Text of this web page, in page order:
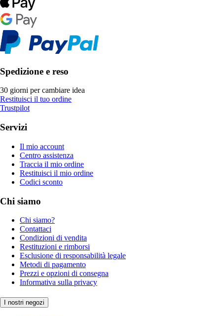
Spedizione e reso
30 giorni per cambiare idea
Restituisci il tuo ordine
Trustpilot
Servizi
Il mio account
Centro assistenza
Traccia il mio ordine
Restituisci il mio ordine
Codici sconto
Chi siamo
Chi siamo?
Contattaci
Condizioni di vendita
Restituzioni e rimborsi
Esclusione di responsabilità legale
Metodi di pagamento
Prezzi e opzioni di consegna
Informativa sulla privacy
I nostri negozi